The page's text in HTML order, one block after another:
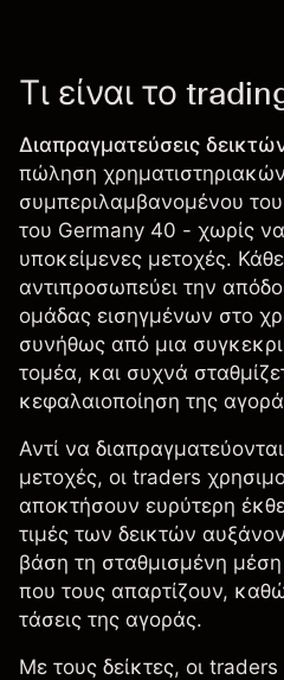
Τι είναι το
Διαπραγματεύσεις
πώληση
συμπεριλαμβανομένου
του Germany 40 - χωρίς να
υποκείμενες μετοχές.
αντιπροσωπεύει την
ομάδας εισηγμένων στο
συνήθως από μια
τομέα, και συχνά
κεφαλαιοποίηση της
Αντί να
μετοχές, οι traders
αποκτήσουν ευρύτερη
τιμές των δεικτών
βάση τη σταθμισμένη
που τους απαρτίζουν,
τάσεις της αγοράς.
Με τους δείκτες, οι